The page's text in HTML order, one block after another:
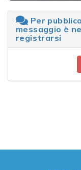
Per
messaggio è
registrarsi